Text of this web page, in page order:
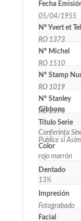
Fecha
05/04/1955
Nº Yvert et
RO 1373
Nº Michel
RO 1510
Nº Stamp
RO 1019
Nº Stanley
Gibbons
RO 2370
Título Serie
Conferința
Publice si
Color
rojo marrón
Dentado
13½
Impresión
Fotograbado
Facial